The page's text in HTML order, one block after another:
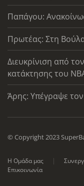
Παπάγου:
Πρωτέας: Στη
Διευκρίνιση από
κατάκτησης του
Άρης: Υπέγραψε
© Copyright 2023
Η Ομάδα μας
Επικοινωνία